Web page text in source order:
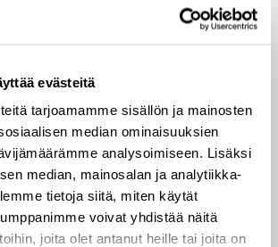
evästeitä
tarjoamamme sisällön ja mainosten
median ominaisuuksien
analysoimiseen. Lisäksi
median, mainosalan ja analytiikka-
tietoja siitä, miten käytät
voivat yhdistää näitä
joita olet antanut heille tai joita on